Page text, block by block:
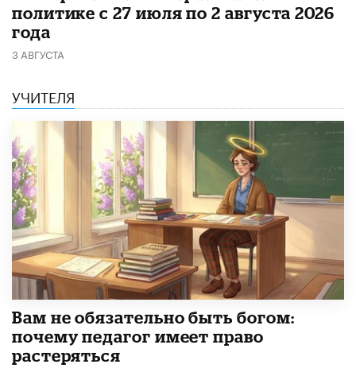
политике с 27 июля по 2 августа 2026
года
3 АВГУСТА
УЧИТЕЛЯ
​Вам не обязательно быть богом:
почему педагог имеет право
растеряться